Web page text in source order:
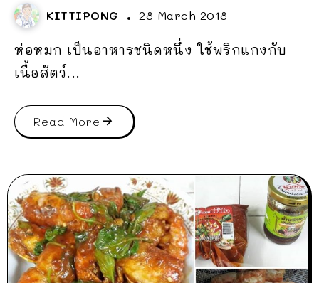
KITTIPONG 28 March 2018
ห่อหมก เป็นอาหารชนิดหนึ่ง ใช้พริกแกงกับ
เนื้อสัตว์...
Read More